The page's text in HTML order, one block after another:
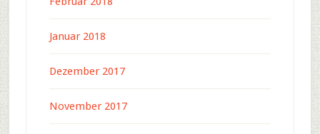
Januar 2018
Dezember 2017
November 2017